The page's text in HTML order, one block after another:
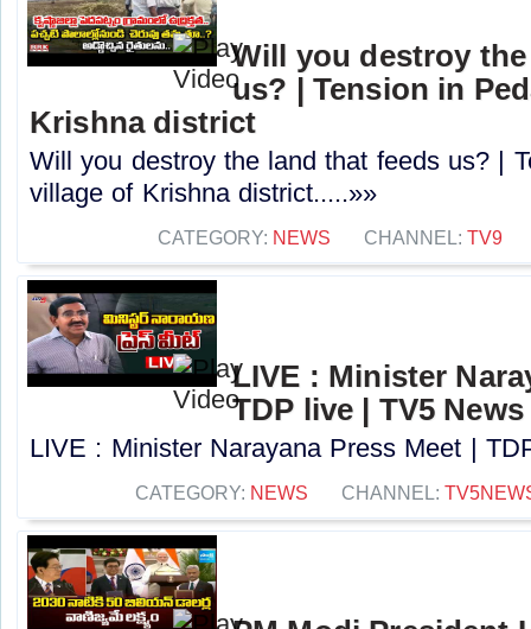
Will you destroy
us? | Tension in
Krishna district
Will you destroy the land that feeds us? |
village of Krishna district.....»»
CATEGORY: NEWS CHANNEL: TV9
LIVE : Minister
TDP live | TV5 News
LIVE : Minister Narayana Press Meet |
CATEGORY: NEWS CHANNEL: